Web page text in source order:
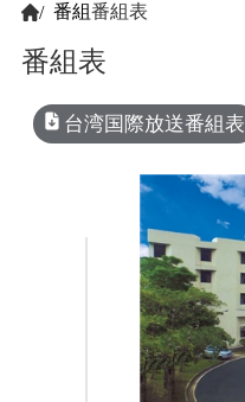
/番組番組表
番組表
台湾国際放送番組表